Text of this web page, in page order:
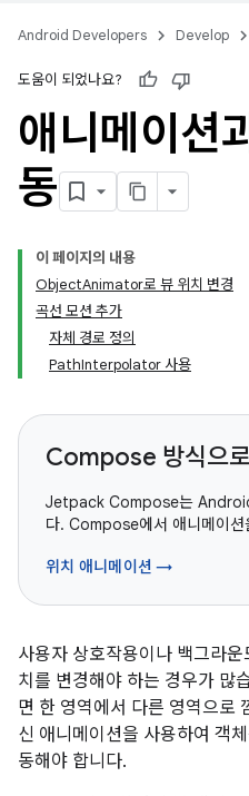
Android Developers Develop
도움이 되었나요?
애니메이션
동
이 페이지의 내용
ObjectAnimator로 뷰 위치 변경
곡선 모션 추가
자체 경로 정의
PathInterpolator 사용
Compose 방식으
Jetpack Compose는
다. Compose에서 애니메이션
위치 애니메이션 →
사용자 상호작용이나 백그라
치를 변경해야 하는 경우가 많
면 한 영역에서 다른 영역으로
신 애니메이션을 사용하여 객
동해야 합니다.